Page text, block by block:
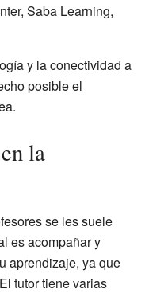
Saba Learning,
y la conectividad a
posible el
la
se les suele
es acompañar y
aprendizaje, ya que
tutor tiene varias